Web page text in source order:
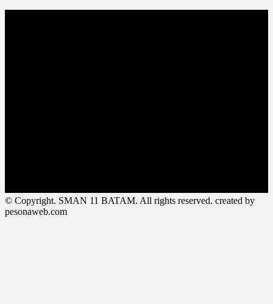
© Copyright. SMAN 11 BATAM. All rights reserved. created by
pesonaweb.com